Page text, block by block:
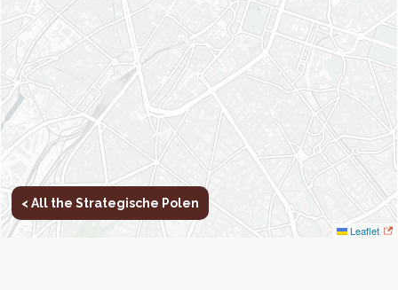
Leaflet
< All the Strategische Polen